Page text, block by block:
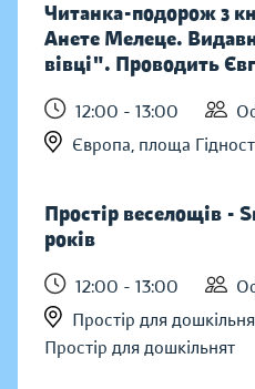
Читанка-подорож з
Анете Мелеце.
вівці". Проводить
12:00 - 13:00
Європа, площа
Простір веселощів -
років
12:00 - 13:00
Простір для
Простір для дошкільнят